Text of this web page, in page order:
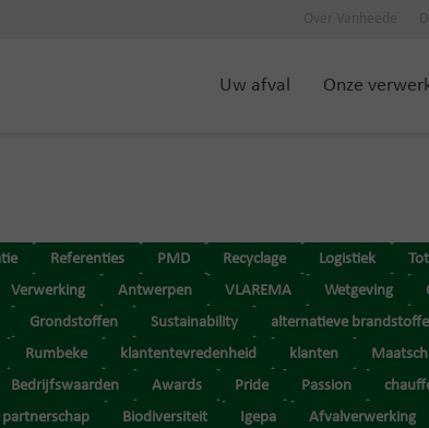
Uw afval Onze
Referenties PMD Recyclage Logistiek
Verwerking Antwerpen VLAREMA Wetgeving
Grondstoffen Sustainability alternatieve
Rumbeke klantentevredenheid klanten
Bedrijfswaarden Awards Pride Passion
partnerschap Biodiversiteit Igepa Afvalverwerking